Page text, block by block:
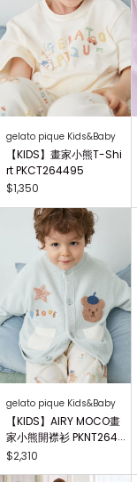
gelato pique Kids&Baby
【KIDS】畫家小熊T-Shi
rt PKCT264495
$1,350
gelato pique Kids&Baby
【KIDS】AIRY MOCO畫
家小熊開襟衫 PKNT2644
63
$2,310